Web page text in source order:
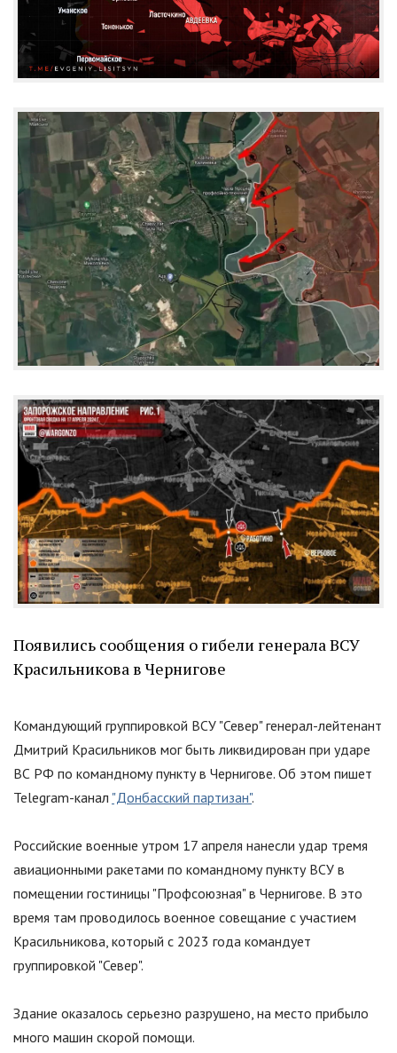
Появились сообщения о гибели генерала ВСУ
Красильникова в Чернигове
Командующий группировкой ВСУ "Север"генерал-лейтенант
Дмитрий Красильников мог быть ликвидирован при ударе
ВС РФ по командному пункту в Чернигове. Об этом пишет
Telegram-канал "Донбасский партизан".
Российские военные утром 17 апреля нанесли удар тремя
авиационными ракетами по командному пункту ВСУ в
помещении гостиницы "Профсоюзная"в Чернигове. В это
время там проводилось военное совещание с участием
Красильникова, который с 2023 года командует
группировкой "Север".
Здание оказалось серьезно разрушено, на место прибыло
много машин скорой помощи.